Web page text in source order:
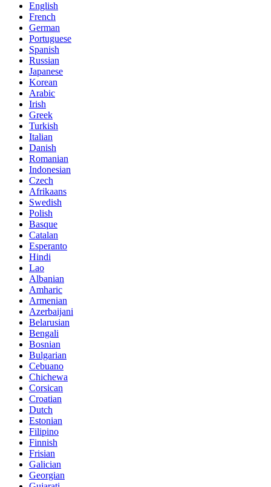
English
French
German
Portuguese
Spanish
Russian
Japanese
Korean
Arabic
Irish
Greek
Turkish
Italian
Danish
Romanian
Indonesian
Czech
Afrikaans
Swedish
Polish
Basque
Catalan
Esperanto
Hindi
Lao
Albanian
Amharic
Armenian
Azerbaijani
Belarusian
Bengali
Bosnian
Bulgarian
Cebuano
Chichewa
Corsican
Croatian
Dutch
Estonian
Filipino
Finnish
Frisian
Galician
Georgian